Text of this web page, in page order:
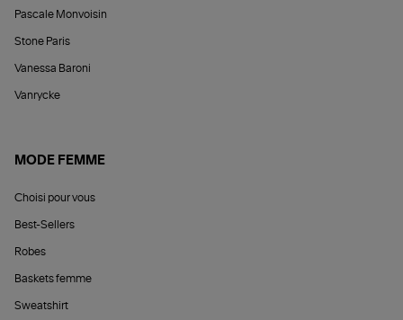
Pascale Monvoisin
Stone Paris
Vanessa Baroni
Vanrycke
MODE FEMME
Choisi pour vous
Best-Sellers
Robes
Baskets femme
Sweatshirt